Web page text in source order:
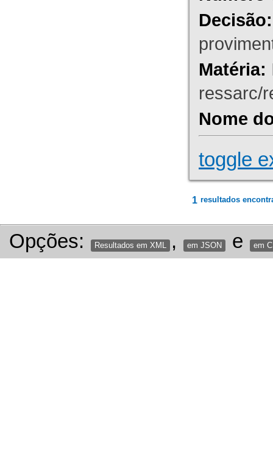
Decisão:
Matéria:
ressarc/
Nome
toggle
1 resultados
Opções: Resultados em XML , em JSON e em